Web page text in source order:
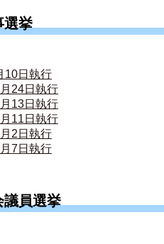
選挙
10日執行
24日執行
13日執行
11日執行
2日執行
7日執行
議員選挙